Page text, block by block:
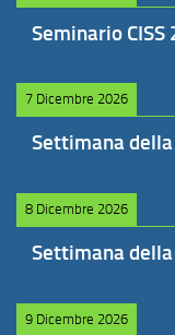
Seminario CISS
7 Dicembre 2026
Settimana
8 Dicembre 2026
Settimana
9 Dicembre 2026